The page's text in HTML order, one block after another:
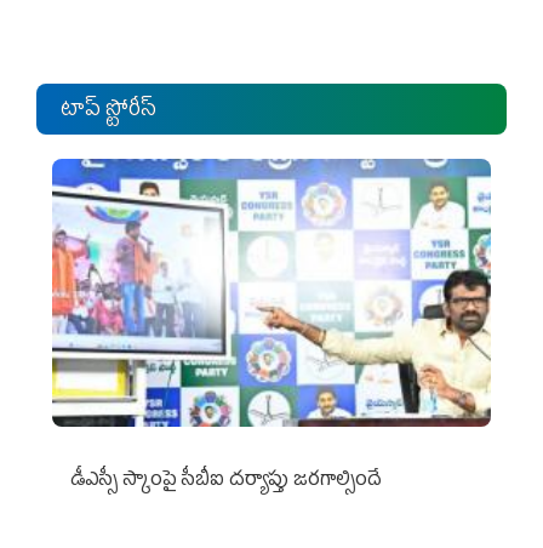
టాప్ స్టోరీస్
డీఎస్సీ స్కాంపై సీబీఐ దర్యాప్తు జరగాల్సిందే